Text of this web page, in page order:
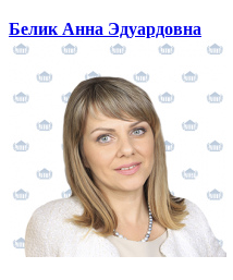
Белик Анна Эдуардовна